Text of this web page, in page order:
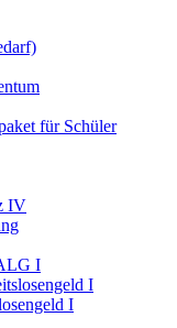
für Schüler
IV
I
I
I